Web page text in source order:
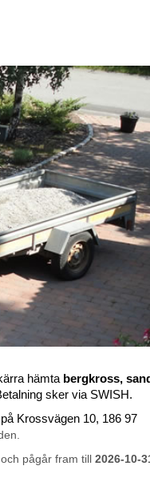
hämta bergkross,
sker via SWISH.
Krossvägen 10, 186 97
och pågår fram till 2026-10-